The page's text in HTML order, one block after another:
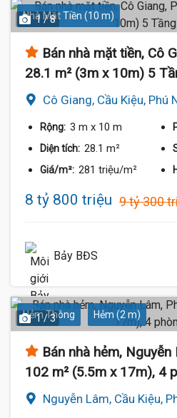
Nhà Mặt Tiền (10 m)
1 / 8
Bán nhà mặt tiền, Cô
28.1 m² (3m x 10m) 5
Cô Giang, Cầu Kiệu, Phú
Rộng: 3 m x 10 m
Diện tích: 28.1 m²
Giá/m²: 281 triệu/m²
8 tỷ 800 triệu 9 tỷ 300
Bảy BĐS
Hẻm Thông Hẻm (2 m)
1 / 3
Bán nhà hẻm, Nguyễn
102 m² (5.5m x 17m), 4
Nguyễn Lâm, Cầu Kiệu,